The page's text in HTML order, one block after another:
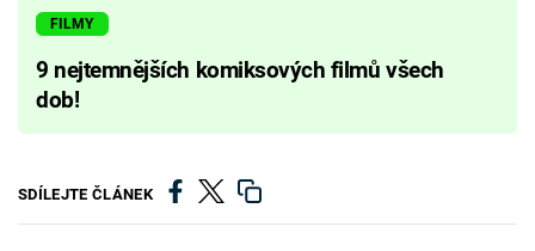
FILMY
9 nejtemnějších komiksových filmů všech
dob!
SDÍLEJTE ČLÁNEK